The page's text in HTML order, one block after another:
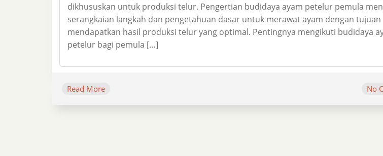
dikhususkan untuk produksi telur. Pengertian budidaya ayam petelur pemula
serangkaian langkah dan pengetahuan dasar untuk merawat ayam dengan tujuan
mendapatkan hasil produksi telur yang optimal. Pentingnya mengikuti budidaya
petelur bagi pemula […]
Read More No